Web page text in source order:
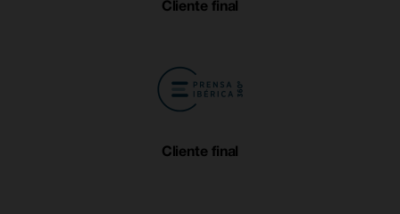
Cliente final
Cliente final